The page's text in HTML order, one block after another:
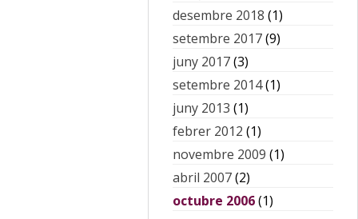
desembre 2018 (1)
setembre 2017(9)
juny 2017(3)
setembre 2014(1)
juny 2013 (1)
febrer 2012 (1)
novembre 2009 (1)
abril 2007(2)
octubre 2006(1)